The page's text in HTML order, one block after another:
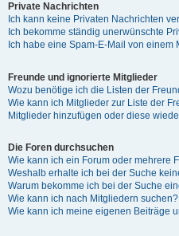
Private Nachrichten
Ich kann keine Privaten Nachrichten
Ich bekomme ständig unerwünschte
Ich habe eine Spam-E-Mail von
Freunde und ignorierte Mitglieder
Wozu benötige ich die Listen der
Wie kann ich Mitglieder zur Liste der
Mitglieder hinzufügen oder diese
Die Foren durchsuchen
Wie kann ich ein Forum oder mehrere
Weshalb erhalte ich bei der Suche
Warum bekomme ich bei der Suche
Wie kann ich nach Mitgliedern suchen?
Wie kann ich meine eigenen Beiträge